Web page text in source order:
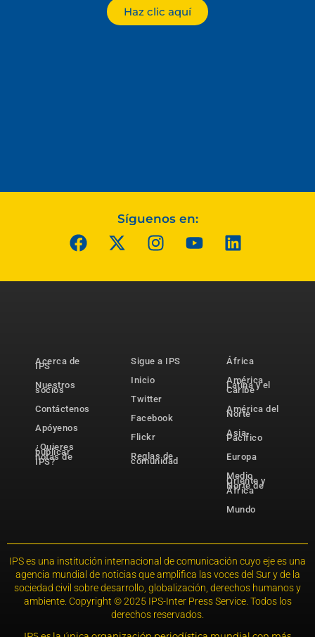
Haz clic aquí
Síguenos en:
Acerca de
IPS
Nuestros
socios
Contáctenos
Apóyenos
¿Quieres
publicar
notas de
IPS?
Sigue a IPS
Inicio
Twitter
Facebook
Flickr
Reglas de
comunidad
África
América
Latina y el
Caribe
América del
Norte
Asia-
Pacífico
Europa
Medio
Oriente y
Norte de
África
Mundo
IPS es una institución internacional de comunicación cuyo eje es una
agencia mundial de noticias que amplifica las voces del Sur y de la
sociedad civil sobre desarrollo, globalización, derechos humanos y
ambiente. Copyright © 2025 IPS-Inter Press Service. Todos los
derechos reservados.